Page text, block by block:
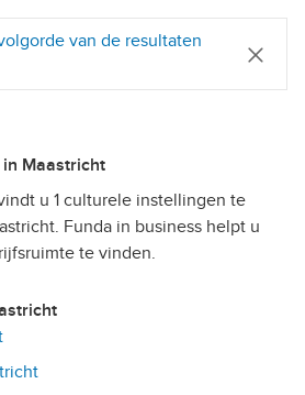
van de resultaten
in Maastricht
u 1 culturele instellingen te
Funda in business helpt u
te vinden.